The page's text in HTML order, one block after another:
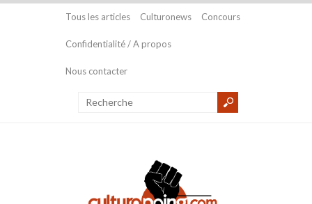
Tous les articles Culturonews Concours
Confidentialité / A propos
Nous contacter